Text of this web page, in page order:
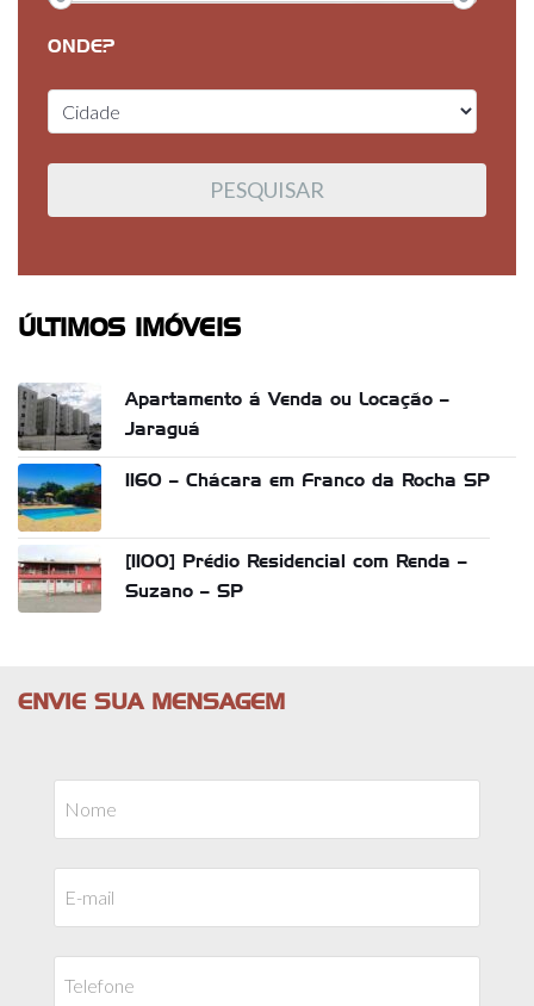
ONDE?
ÚLTIMOS IMÓVEIS
Apartamento á Venda ou Locação –
Jaraguá
1160 – Chácara em Franco da Rocha SP
[1100] Prédio Residencial com Renda –
Suzano – SP
ENVIE SUA MENSAGEM